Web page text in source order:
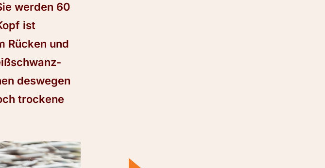
werden 60
ist
Rücken und
deswegen
trockene